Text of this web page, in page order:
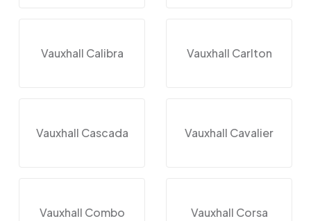
Vauxhall Calibra Vauxhall Carlton
Vauxhall Cascada Vauxhall Cavalier
Vauxhall Combo Vauxhall Corsa